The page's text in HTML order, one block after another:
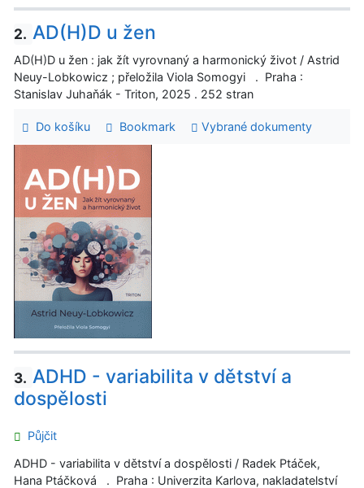
2. AD(H)D u žen
AD(H)D u žen : jak žít vyrovnaný a harmonický život / Astrid
Neuy-Lobkowicz ; přeložila Viola Somogyi . Praha :
Stanislav Juhaňák - Triton, 2025 . 252 stran
Do košíku Bookmark Vybrané dokumenty
3. ADHD - variabilita v dětství a
dospělosti
Půjčit
ADHD - variabilita v dětství a dospělosti / Radek Ptáček,
Hana Ptáčková . Praha : Univerzita Karlova, nakladatelství